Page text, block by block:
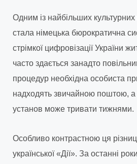
Одним із найбільших культурних
стала німецька бюрократична
стрімкої цифровізації України
часто здається занадто
процедур необхідна особиста
надходять звичайною поштою,
установ може тривати тижнями.
Особливо контрастною ця
української «Дії». За останні